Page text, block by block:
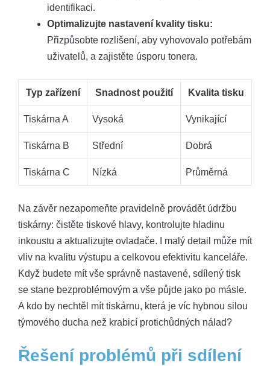
identifikaci.
Optimalizujte nastavení kvality tisku:
Přizpůsobte rozlišení, aby vyhovovalo potřebám
uživatelů, a zajistěte úsporu tonera.
Typ zařízení Snadnost použití Kvalita tisku
Tiskárna A Vysoká Vynikající
Tiskárna B Střední Dobrá
Tiskárna C Nízká Průměrná
Na závěr nezapomeňte pravidelně provádět údržbu
tiskárny: čistěte tiskové hlavy, kontrolujte hladinu
inkoustu a aktualizujte ovladače. I malý detail může mít
vliv na kvalitu výstupu a celkovou efektivitu kanceláře.
Když budete mít vše správně nastavené, sdílený tisk
se stane bezproblémovým a vše půjde jako po másle.
A kdo by nechtěl mít tiskárnu, která je víc hybnou silou
týmového ducha než krabicí protichůdných nálad?
Řešení problémů při sdílení